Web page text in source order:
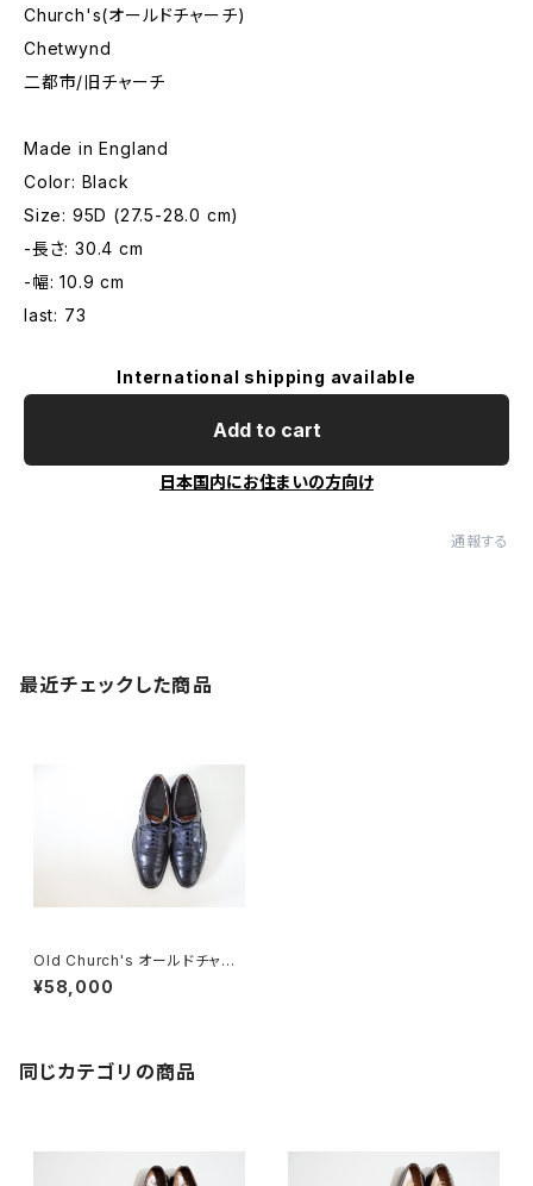
Church's(オールドチャーチ)
Chetwynd
二都市/旧チャーチ
Made in England
Color: Black
Size: 95D (27.5-28.0 cm)
-長さ: 30.4 cm
-幅: 10.9 cm
last: 73
International shipping available
Add to cart
日本国内にお住まいの方向け
通報する
最近チェックした商品
Old Church's オールドチャー
チ 二都市 Chetwynd 95D
¥58,000
同じカテゴリの商品